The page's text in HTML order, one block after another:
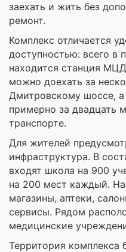
заехать и жить без
ремонт.
Комплекс отличается
доступностью: всего в
находится станция
можно доехать за
Дмитровскому шоссе,
примерно за двадцать
транспорте.
Для жителей
инфраструктура. В
входят школа на 900
на 200 мест каждый.
магазины, аптеки,
сервисы. Рядом
медицинские
Территория комплекса